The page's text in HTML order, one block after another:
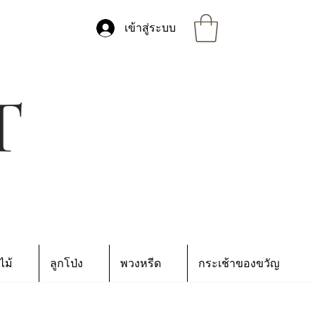
เข้าสู่ระบบ
ม้ ลูกโป่ง พวงหรีด กระเช้าของขวัญ